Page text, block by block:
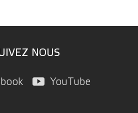
NOUS
YouTube